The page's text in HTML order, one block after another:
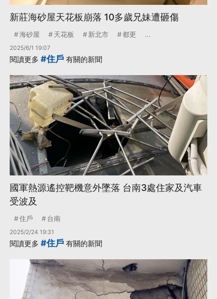
新莊海砂屋天花板崩落 10多歲兄妹遭砸傷
海砂屋 天花板 新北市 都更 ...
2025/6/1 19:07
閱讀更多 #住戶 有關的新聞
國軍熱源遙控靶機意外墜落 台南3處住家及汽車
受波及
住戶 台南
2025/2/24 19:31
閱讀更多 #住戶 有關的新聞